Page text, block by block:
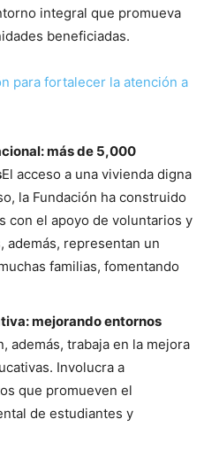
integral que promueva
beneficiadas.
para fortalecer la atención a
más de 5,000
El acceso a una vivienda digna
la Fundación ha construido
con el apoyo de voluntarios y
además, representan un
familias, fomentando
mejorando entornos
además, trabaja en la mejora
Involucra a
que promueven el
de estudiantes y